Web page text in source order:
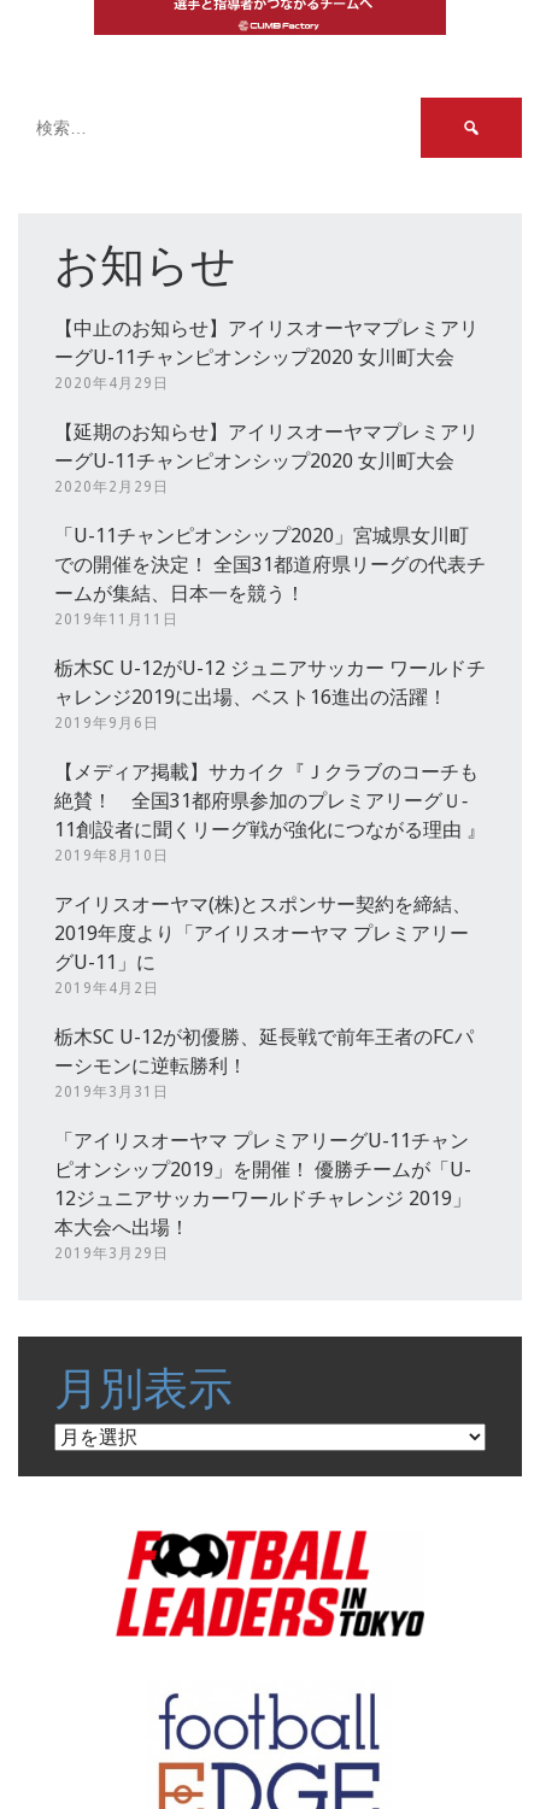
お知らせ
【中止のお知らせ】アイリスオーヤマプレミアリ
ーグU-11チャンピオンシップ2020 女川町大会
2020年4月29日
【延期のお知らせ】アイリスオーヤマプレミアリ
ーグU-11チャンピオンシップ2020 女川町大会
2020年2月29日
「U-11チャンピオンシップ2020」宮城県女川町
での開催を決定！ 全国31都道府県リーグの代表チ
ームが集結、日本一を競う！
2019年11月11日
栃木SC U-12がU-12 ジュニアサッカー ワールドチ
ャレンジ2019に出場、ベスト16進出の活躍！
2019年9月6日
【メディア掲載】サカイク『Ｊクラブのコーチも
絶賛！ 全国31都府県参加のプレミアリーグＵ‐
11創設者に聞くリーグ戦が強化につながる理由 』
2019年8月10日
アイリスオーヤマ(株)とスポンサー契約を締結、
2019年度より「アイリスオーヤマ プレミアリー
グU-11」に
2019年4月2日
栃木SC U-12が初優勝、延長戦で前年王者のFCパ
ーシモンに逆転勝利！
2019年3月31日
「アイリスオーヤマ プレミアリーグU-11チャン
ピオンシップ2019」を開催！ 優勝チームが「U-
12ジュニアサッカーワールドチャレンジ 2019」
本大会へ出場！
2019年3月29日
月別表示
月